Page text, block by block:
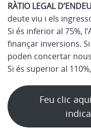
RÀTIO LEGAL
deute viu i els
Si és inferior al 75%,
finançar inversions.
poden concertar
Si és superior al
Feu clic